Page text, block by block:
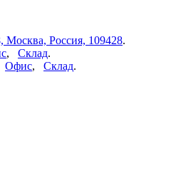
Москва, Россия, 109428.
, Склад.
Офис, Склад.